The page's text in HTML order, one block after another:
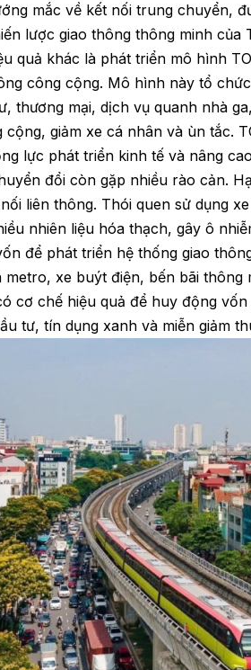
mắc về kết nối trung chuyển,
lược giao thông thông minh của
quả khác là phát triển mô hình
công cộng. Mô hình này tổ
thương mại, dịch vụ quanh nhà
cộng, giảm xe cá nhân và ùn tắc.
lực phát triển kinh tế và nâng
đổi còn gặp nhiều rào cản.
liên thông. Thói quen sử dụng
nhiên liệu hóa thạch, gây ô
để phát triển hệ thống giao
metro, xe buýt điện, bến bãi
cơ chế hiệu quả để huy động
tư, tín dụng xanh và miễn giảm